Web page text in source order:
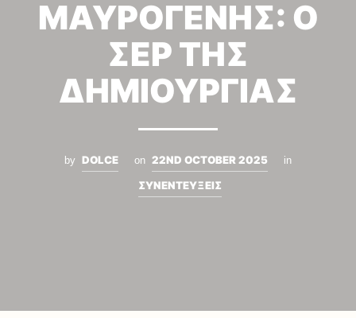
ΜΑΥΡΟΓΕΝΗΣ: Ο
ΣΕΡ ΤΗΣ
ΔΗΜΙΟΥΡΓΙΑΣ
by DOLCE on 22ND OCTOBER 2025 in
ΣΥΝΕΝΤΕΥΞΕΙΣ